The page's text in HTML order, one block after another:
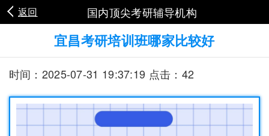
返回 国内顶尖考研辅导机构
宜昌考研培训班哪家比较好
时间：2025-07-31 19:37:19 点击：42